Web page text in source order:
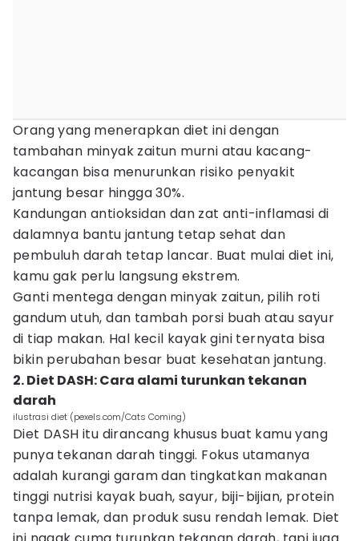
Orang yang menerapkan diet ini dengan
tambahan minyak zaitun murni atau kacang-
kacangan bisa menurunkan risiko penyakit
jantung besar hingga 30%.
Kandungan antioksidan dan zat anti-inflamasi di
dalamnya bantu jantung tetap sehat dan
pembuluh darah tetap lancar. Buat mulai diet ini,
kamu gak perlu langsung ekstrem.
Ganti mentega dengan minyak zaitun, pilih roti
gandum utuh, dan tambah porsi buah atau sayur
di tiap makan. Hal kecil kayak gini ternyata bisa
bikin perubahan besar buat kesehatan jantung.
2. Diet DASH: Cara alami turunkan tekanan
darah
ilustrasi diet (pexels.com/Cats Coming)
Diet DASH itu dirancang khusus buat kamu yang
punya tekanan darah tinggi. Fokus utamanya
adalah kurangi garam dan tingkatkan makanan
tinggi nutrisi kayak buah, sayur, biji-bijian, protein
tanpa lemak, dan produk susu rendah lemak. Diet